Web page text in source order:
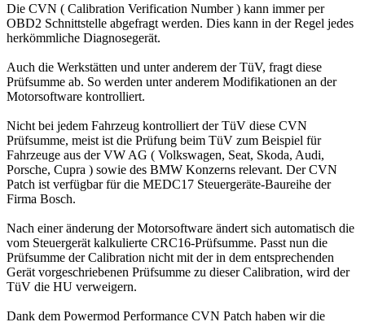
Die CVN ( Calibration Verification Number ) kann immer per
OBD2 Schnittstelle abgefragt werden. Dies kann in der Regel jedes
herkömmliche Diagnosegerät.
Auch die Werkstätten und unter anderem der TüV, fragt diese
Prüfsumme ab. So werden unter anderem Modifikationen an der
Motorsoftware kontrolliert.
Nicht bei jedem Fahrzeug kontrolliert der TüV diese CVN
Prüfsumme, meist ist die Prüfung beim TüV zum Beispiel für
Fahrzeuge aus der VW AG ( Volkswagen, Seat, Skoda, Audi,
Porsche, Cupra ) sowie des BMW Konzerns relevant. Der CVN
Patch ist verfügbar für die MEDC17 Steuergeräte-Baureihe der
Firma Bosch.
Nach einer änderung der Motorsoftware ändert sich automatisch die
vom Steuergerät kalkulierte CRC16-Prüfsumme. Passt nun die
Prüfsumme der Calibration nicht mit der in dem entsprechenden
Gerät vorgeschriebenen Prüfsumme zu dieser Calibration, wird der
TüV die HU verweigern.
Dank dem Powermod Performance CVN Patch haben wir die